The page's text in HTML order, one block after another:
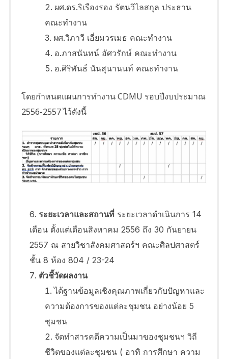
ผศ.ดร.ริเรืองรอง รัตนวิไลสกุล ประธาน
คณะทำงาน
ผศ.วิภาวี เอี่ยมวรเมธ คณะทำงาน
อ.ภาสนันทน์ อัศวรักษ์ คณะทำงาน
อ.ศิริพันธ์ นันสุนานนท์ คณะทำงาน
โดยกำหนดแผนการทำงาน CDMU รอบปีงบประมาณ
2556-2557 ไว้ดังนี้
ระยะเวลาและสถานที่ระยะเวลาดำเนินการ 14
เดือน ตั้งแต่เดือนสิงหาคม 2556 ถึง 30 กันยายน
2557 ณ สายวิชาสังคมศาสตร์ฯ คณะศิลปศาสตร์
ชั้น 8 ห้อง 804 / 23-24
ตัวชี้วัดผลงาน
ได้ฐานข้อมูลเชิงคุณภาพเกี่ยวกับปัญหาและ
ความต้องการของแต่ละชุมชน อย่างน้อย 5
ชุมชน
จัดทำสารคดีความเป็นมาของชุมชนฯ วิถี
ชีวิตของแต่ละชุมชน ( อาทิ การศึกษา ความ